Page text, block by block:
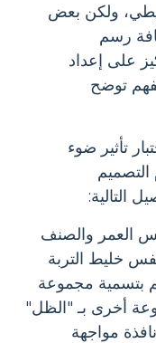
ولكن بعض
رسم
على إعداد
توضح
تأثير ضوء
التالية:
خليط التربة
بتسمية مجموعة
أخرى بـ "الظل"
مواجهة